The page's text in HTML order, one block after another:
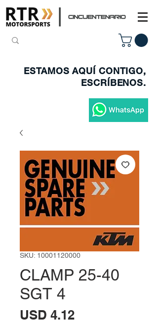
ESTAMOS AQUÍ CONTIGO,
ESCRÍBENOS.
SKU: 10001120000
CLAMP 25-40
SGT 4
USD 4.12Precio